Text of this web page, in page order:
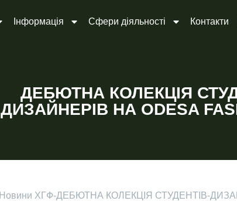
Інформація Сфери діяльності Контакти
ДЕБЮТНА КОЛЕКЦІЯ
ДИЗАЙНЕРІВ НА ODESA
Новини ХГФ-ДЕБЮТНА КОЛЕКЦІЯ СТУДЕНТІВ-